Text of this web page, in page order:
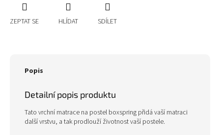
ZEPTAT SE HLÍDAT SDÍLET
Popis
Detailní popis produktu
Tato vrchní matrace na postel boxspring přidá vaší matraci
další vrstvu, a tak prodlouží životnost vaší postele.